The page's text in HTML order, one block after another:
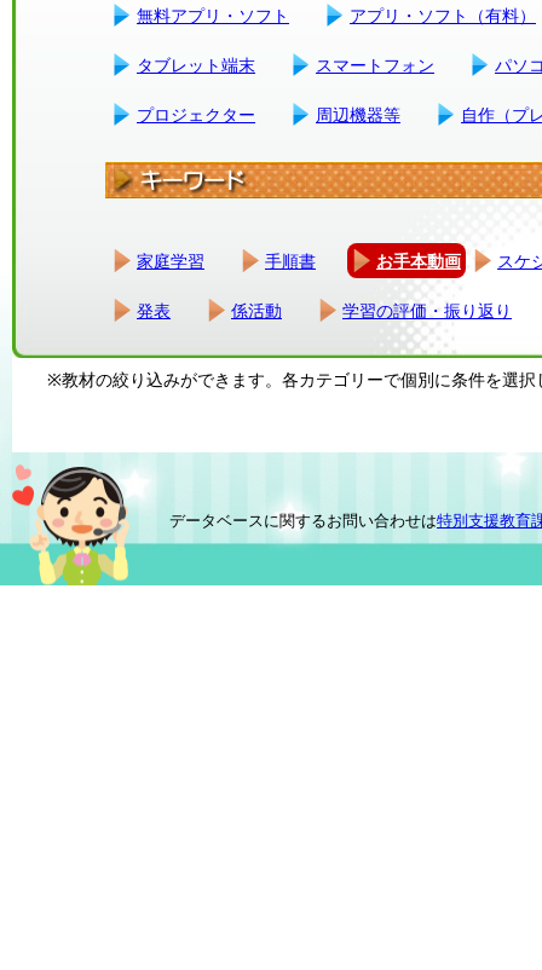
無料アプリ・ソフト アプリ・ソフト（有料）
タブレット端末 スマートフォン パソ
プロジェクター 周辺機器等 自作（プ
家庭学習 手順書 お手本動画 スケ
発表 係活動 学習の評価・振り返り
※教材の絞り込みができます。各カテゴリーで個別に条件を選択
データベースに関するお問い合わせは特別支援教育